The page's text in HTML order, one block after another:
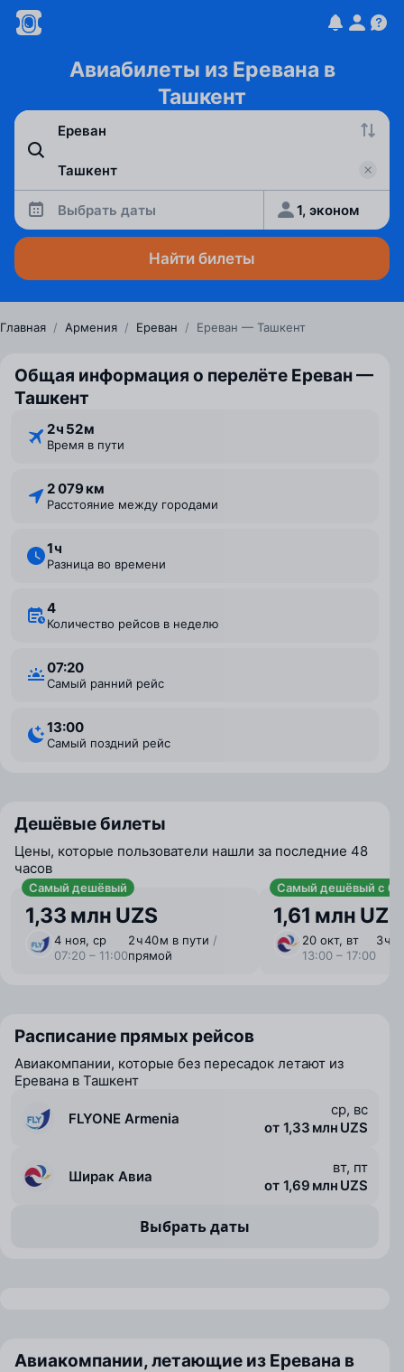
Авиабилеты из Еревана в
Ташкент
Выбрать даты 1, эконом
Найти билеты
Главная / Армения / Ереван / Ереван — Ташкент
Общая информация о перелёте Ереван —
Ташкент
2 ⁠ч 52 ⁠м
Время в пути
2 079 км
Расстояние между городами
1 ⁠ч
Разница во времени
4
Количество рейсов в неделю
07:20
Самый ранний рейс
13:00
Самый поздний рейс
Дешёвые билеты
Цены, которые пользователи нашли за последние 48
часов
Самый дешёвый
1,33 млн UZS
4 ноя, ср
07:20 – 11:00
2 ⁠ч 40 ⁠м в пути /
прямой
Самый дешёвый с
1,61 млн UZS
20 окт, вт
13:00 – 17:00
3 ⁠ч
Расписание прямых рейсов
Авиакомпании, которые без пересадок летают из
Еревана в Ташкент
FLYONE Armenia
ср, вс
от 1,33 млн UZS
Ширак Авиа
вт, пт
от 1,69 млн UZS
Выбрать даты
Авиакомпании, летающие из Еревана в